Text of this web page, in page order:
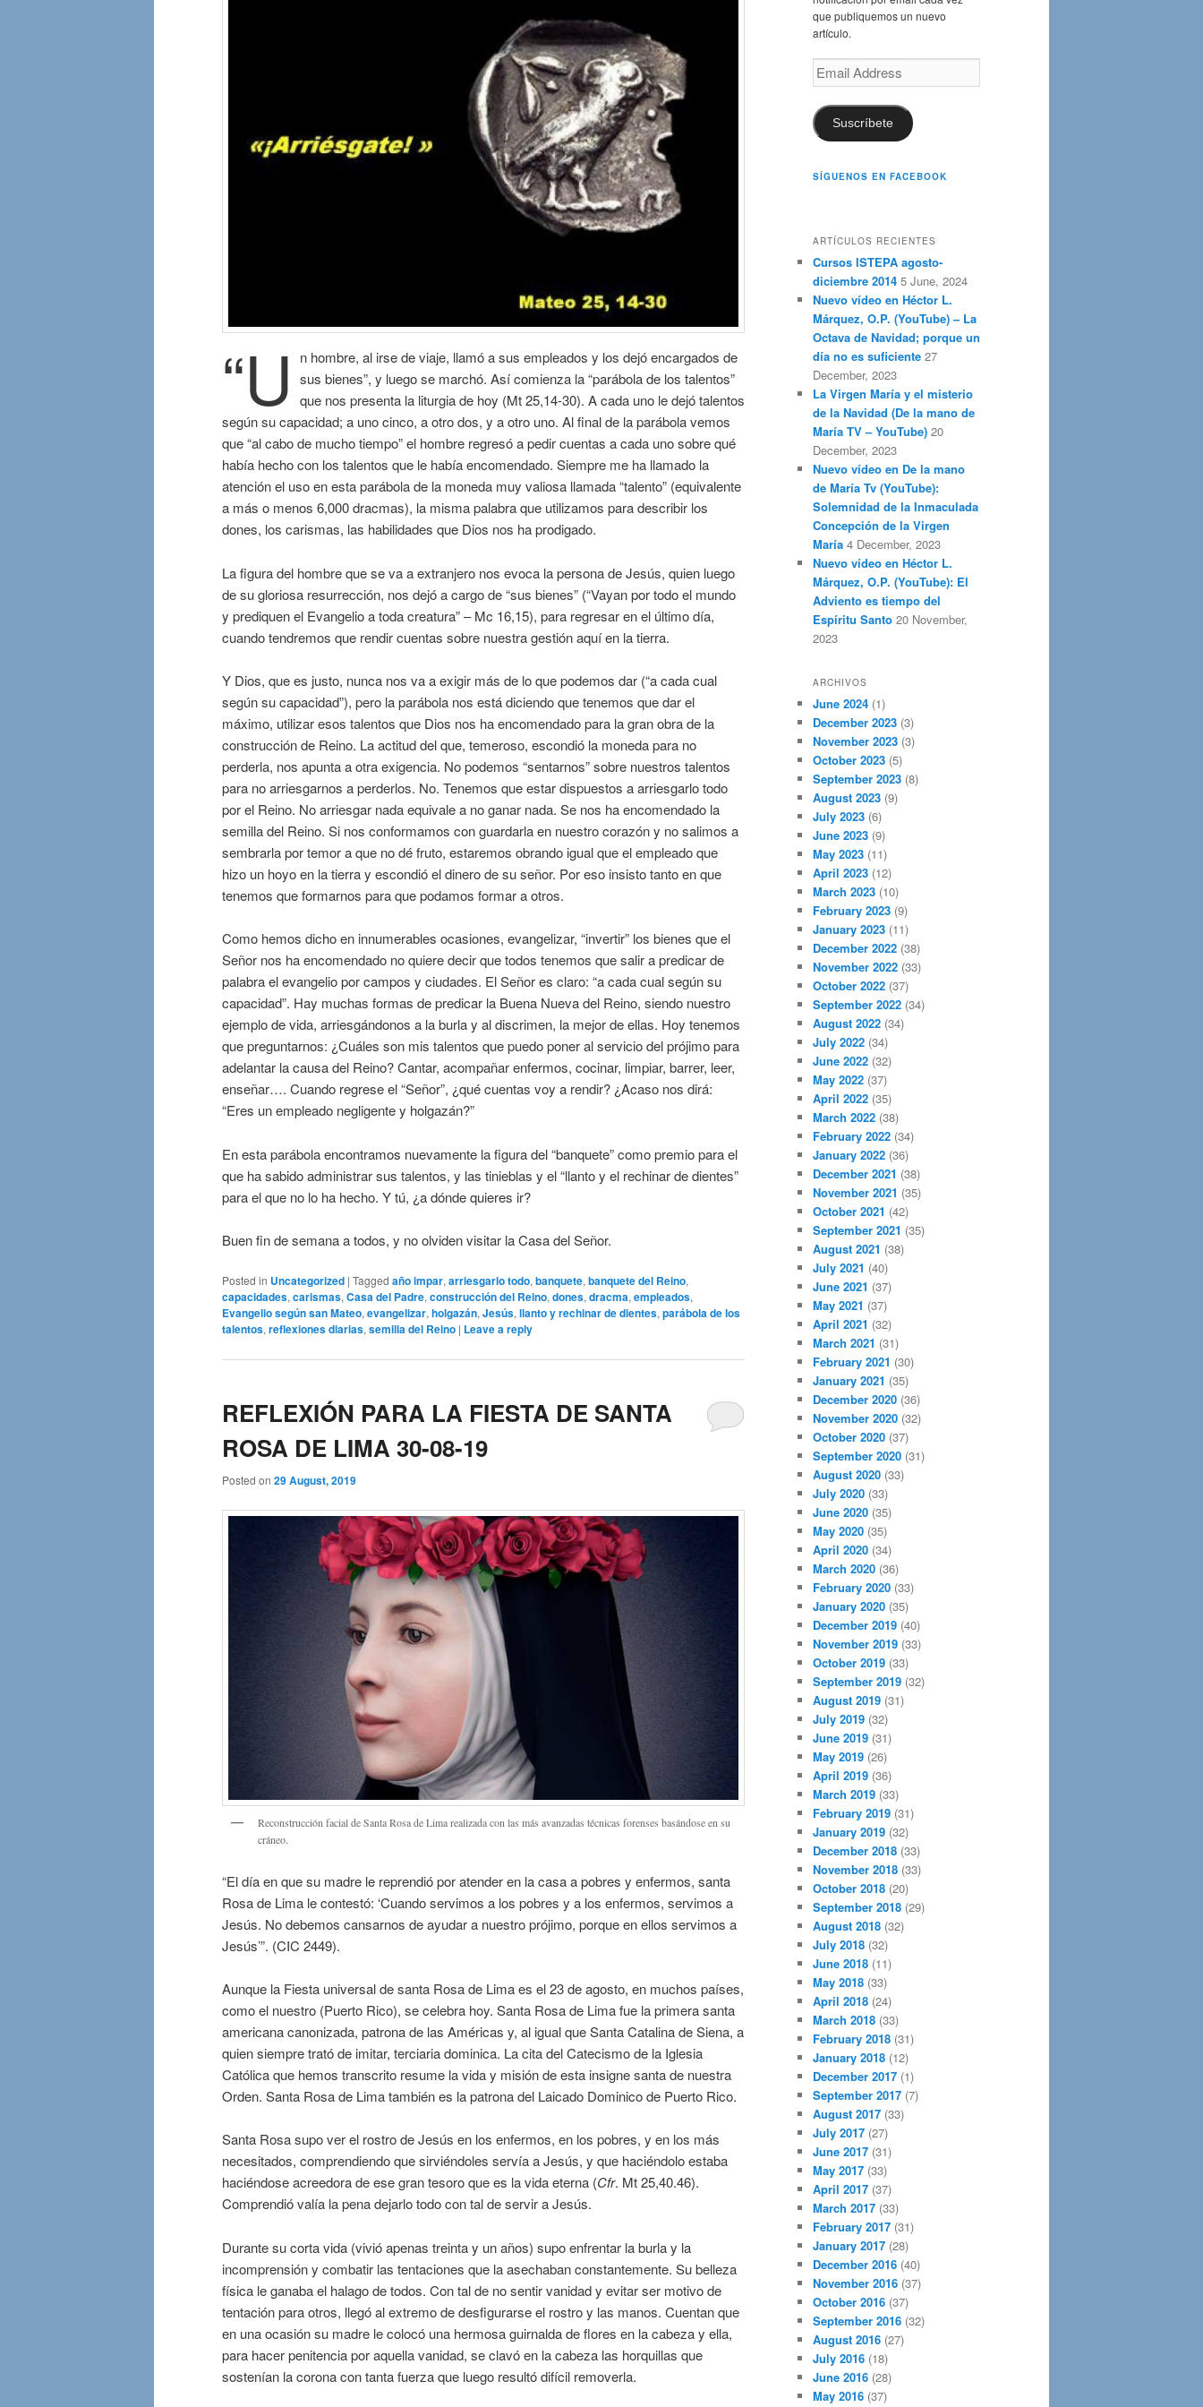
“U
n hombre, al irse de viaje, llamó a sus empleados y los dejó encargados de
sus bienes”, y luego se marchó. Así comienza la “parábola de los talentos”
que nos presenta la liturgia de hoy (Mt 25,14-30). A cada uno le dejó talentos
según su capacidad; a uno cinco, a otro dos, y a otro uno. Al final de la parábola vemos
que “al cabo de mucho tiempo” el hombre regresó a pedir cuentas a cada uno sobre qué
había hecho con los talentos que le había encomendado. Siempre me ha llamado la
atención el uso en esta parábola de la moneda muy valiosa llamada “talento” (equivalente
a más o menos 6,000 dracmas), la misma palabra que utilizamos para describir los
dones, los carismas, las habilidades que Dios nos ha prodigado.
La figura del hombre que se va a extranjero nos evoca la persona de Jesús, quien luego
de su gloriosa resurrección, nos dejó a cargo de “sus bienes” (“Vayan por todo el mundo
y prediquen el Evangelio a toda creatura” – Mc 16,15), para regresar en el último día,
cuando tendremos que rendir cuentas sobre nuestra gestión aquí en la tierra.
Y Dios, que es justo, nunca nos va a exigir más de lo que podemos dar (“a cada cual
según su capacidad”), pero la parábola nos está diciendo que tenemos que dar el
máximo, utilizar esos talentos que Dios nos ha encomendado para la gran obra de la
construcción de Reino. La actitud del que, temeroso, escondió la moneda para no
perderla, nos apunta a otra exigencia. No podemos “sentarnos” sobre nuestros talentos
para no arriesgarnos a perderlos. No. Tenemos que estar dispuestos a arriesgarlo todo
por el Reino. No arriesgar nada equivale a no ganar nada. Se nos ha encomendado la
semilla del Reino. Si nos conformamos con guardarla en nuestro corazón y no salimos a
sembrarla por temor a que no dé fruto, estaremos obrando igual que el empleado que
hizo un hoyo en la tierra y escondió el dinero de su señor. Por eso insisto tanto en que
tenemos que formarnos para que podamos formar a otros.
Como hemos dicho en innumerables ocasiones, evangelizar, “invertir” los bienes que el
Señor nos ha encomendado no quiere decir que todos tenemos que salir a predicar de
palabra el evangelio por campos y ciudades. El Señor es claro: “a cada cual según su
capacidad”. Hay muchas formas de predicar la Buena Nueva del Reino, siendo nuestro
ejemplo de vida, arriesgándonos a la burla y al discrimen, la mejor de ellas. Hoy tenemos
que preguntarnos: ¿Cuáles son mis talentos que puedo poner al servicio del prójimo para
adelantar la causa del Reino? Cantar, acompañar enfermos, cocinar, limpiar, barrer, leer,
enseñar…. Cuando regrese el “Señor”, ¿qué cuentas voy a rendir? ¿Acaso nos dirá:
“Eres un empleado negligente y holgazán?”
En esta parábola encontramos nuevamente la figura del “banquete” como premio para el
que ha sabido administrar sus talentos, y las tinieblas y el “llanto y el rechinar de dientes”
para el que no lo ha hecho. Y tú, ¿a dónde quieres ir?
Buen fin de semana a todos, y no olviden visitar la Casa del Señor.
Posted in Uncategorized | Tagged año impar,arriesgarlo todo,banquete,banquete del Reino,
capacidades,carismas,Casa del Padre,construcción del Reino,dones,dracma,empleados,
Evangelio según san Mateo,evangelizar,holgazán,Jesús,llanto y rechinar de dientes,parábola de los
talentos,reflexiones diarias,semilla del Reino | Leave a reply
REFLEXIÓN PARA LA FIESTA DE SANTA
ROSA DE LIMA 30-08-19
Posted on 29 August, 2019
Reconstrucción facial de Santa Rosa de Lima realizada con las más avanzadas técnicas forenses basándose en su
cráneo.
“El día en que su madre le reprendió por atender en la casa a pobres y enfermos, santa
Rosa de Lima le contestó: ‘Cuando servimos a los pobres y a los enfermos, servimos a
Jesús. No debemos cansarnos de ayudar a nuestro prójimo, porque en ellos servimos a
Jesús’”. (CIC 2449).
Aunque la Fiesta universal de santa Rosa de Lima es el 23 de agosto, en muchos países,
como el nuestro (Puerto Rico), se celebra hoy. Santa Rosa de Lima fue la primera santa
americana canonizada, patrona de las Américas y, al igual que Santa Catalina de Siena, a
quien siempre trató de imitar, terciaria dominica. La cita del Catecismo de la Iglesia
Católica que hemos transcrito resume la vida y misión de esta insigne santa de nuestra
Orden. Santa Rosa de Lima también es la patrona del Laicado Dominico de Puerto Rico.
Santa Rosa supo ver el rostro de Jesús en los enfermos, en los pobres, y en los más
necesitados, comprendiendo que sirviéndoles servía a Jesús, y que haciéndolo estaba
haciéndose acreedora de ese gran tesoro que es la vida eterna (Cfr. Mt 25,40.46).
Comprendió valía la pena dejarlo todo con tal de servir a Jesús.
Durante su corta vida (vivió apenas treinta y un años) supo enfrentar la burla y la
incomprensión y combatir las tentaciones que la asechaban constantemente. Su belleza
física le ganaba el halago de todos. Con tal de no sentir vanidad y evitar ser motivo de
tentación para otros, llegó al extremo de desfigurarse el rostro y las manos. Cuentan que
en una ocasión su madre le colocó una hermosa guirnalda de flores en la cabeza y ella,
para hacer penitencia por aquella vanidad, se clavó en la cabeza las horquillas que
sostenían la corona con tanta fuerza que luego resultó difícil removerla.
que publiquemos un nuevo
artículo.
Email
Address
Suscríbete
SÍGUENOS EN FACEBOOK
ARTÍCULOS RECIENTES
Cursos ISTEPA agosto-
diciembre 2014 5 June, 2024
Nuevo vídeo en Héctor L.
Márquez, O.P. (YouTube) – La
Octava de Navidad; porque un
día no es suficiente 27
December, 2023
La Virgen María y el misterio
de la Navidad (De la mano de
María TV – YouTube) 20
December, 2023
Nuevo vídeo en De la mano
de María Tv (YouTube):
Solemnidad de la Inmaculada
Concepción de la Virgen
María 4 December, 2023
Nuevo vídeo en Héctor L.
Márquez, O.P. (YouTube): El
Adviento es tiempo del
Espíritu Santo 20 November,
2023
ARCHIVOS
June 2024 (1)
December 2023 (3)
November 2023 (3)
October 2023 (5)
September 2023 (8)
August 2023 (9)
July 2023 (6)
June 2023 (9)
May 2023 (11)
April 2023 (12)
March 2023 (10)
February 2023 (9)
January 2023 (11)
December 2022 (38)
November 2022 (33)
October 2022 (37)
September 2022 (34)
August 2022 (34)
July 2022 (34)
June 2022 (32)
May 2022 (37)
April 2022 (35)
March 2022 (38)
February 2022 (34)
January 2022 (36)
December 2021 (38)
November 2021 (35)
October 2021 (42)
September 2021 (35)
August 2021 (38)
July 2021 (40)
June 2021 (37)
May 2021 (37)
April 2021 (32)
March 2021 (31)
February 2021 (30)
January 2021 (35)
December 2020 (36)
November 2020 (32)
October 2020 (37)
September 2020 (31)
August 2020 (33)
July 2020 (33)
June 2020 (35)
May 2020 (35)
April 2020 (34)
March 2020 (36)
February 2020 (33)
January 2020 (35)
December 2019 (40)
November 2019 (33)
October 2019 (33)
September 2019 (32)
August 2019 (31)
July 2019 (32)
June 2019 (31)
May 2019 (26)
April 2019 (36)
March 2019 (33)
February 2019 (31)
January 2019 (32)
December 2018 (33)
November 2018 (33)
October 2018 (20)
September 2018 (29)
August 2018 (32)
July 2018 (32)
June 2018 (11)
May 2018 (33)
April 2018 (24)
March 2018 (33)
February 2018 (31)
January 2018 (12)
December 2017 (1)
September 2017 (7)
August 2017 (33)
July 2017 (27)
June 2017 (31)
May 2017 (33)
April 2017 (37)
March 2017 (33)
February 2017 (31)
January 2017 (28)
December 2016 (40)
November 2016 (37)
October 2016 (37)
September 2016 (32)
August 2016 (27)
July 2016 (18)
June 2016 (28)
May 2016 (37)